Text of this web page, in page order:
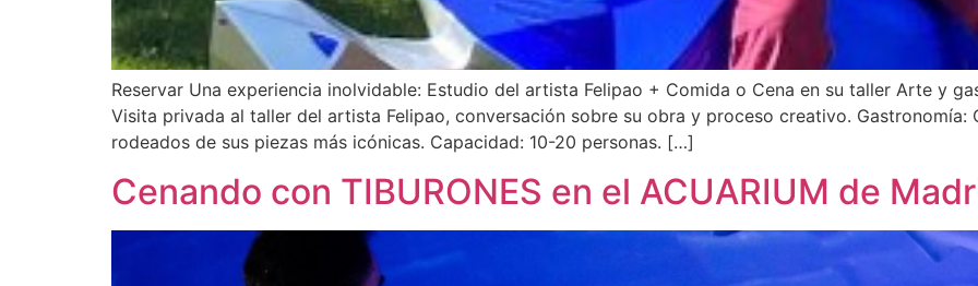
Reservar Una experiencia inolvidable: Estudio del artista Felipao + Comida o Cena en su taller Arte y
Visita privada al taller del artista Felipao, conversación sobre su obra y proceso creativo.
rodeados de sus piezas más icónicas. Capacidad: 10-20 personas. […]
Cenando con TIBURONES en el ACUARIUM de